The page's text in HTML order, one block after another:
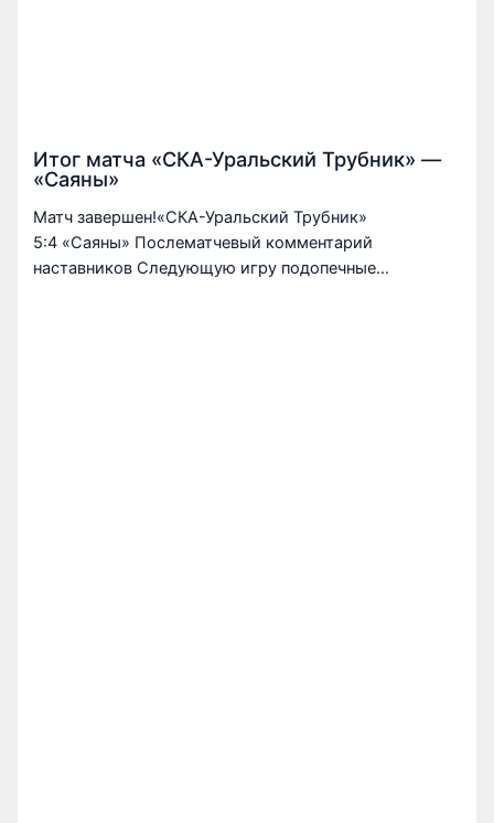
Итог матча «СКА-Уральский Трубник» —
«Саяны»
Матч завершен!«СКА-Уральский Трубник»
5:4 «Саяны» Послематчевый комментарий
наставников Следующую игру подопечные…